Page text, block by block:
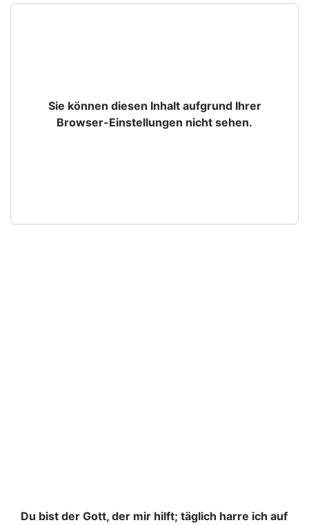
Sie können diesen Inhalt aufgrund Ihrer
Browser-Einstellungen nicht sehen.
Du bist der Gott, der mir hilft; täglich harre ich auf